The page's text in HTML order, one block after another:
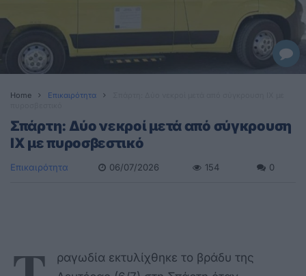
Home Επικαιρότητα
Σπάρτη: Δύο νεκροί μετά από σύγκρουση
ΙΧ με πυροσβεστικό
Επικαιρότητα 06/07/2026 154 0
ραγωδία εκτυλίχθηκε το βράδυ της